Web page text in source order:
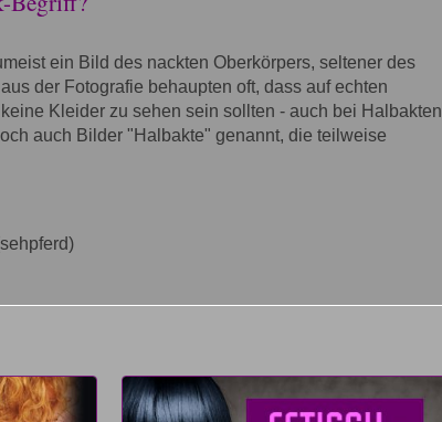
ein Bild des nackten Oberkörpers, seltener des
der Fotografie behaupten oft, dass auf echten
Kleider zu sehen sein sollten - auch bei Halbakten
auch Bilder "Halbakte" genannt, die teilweise